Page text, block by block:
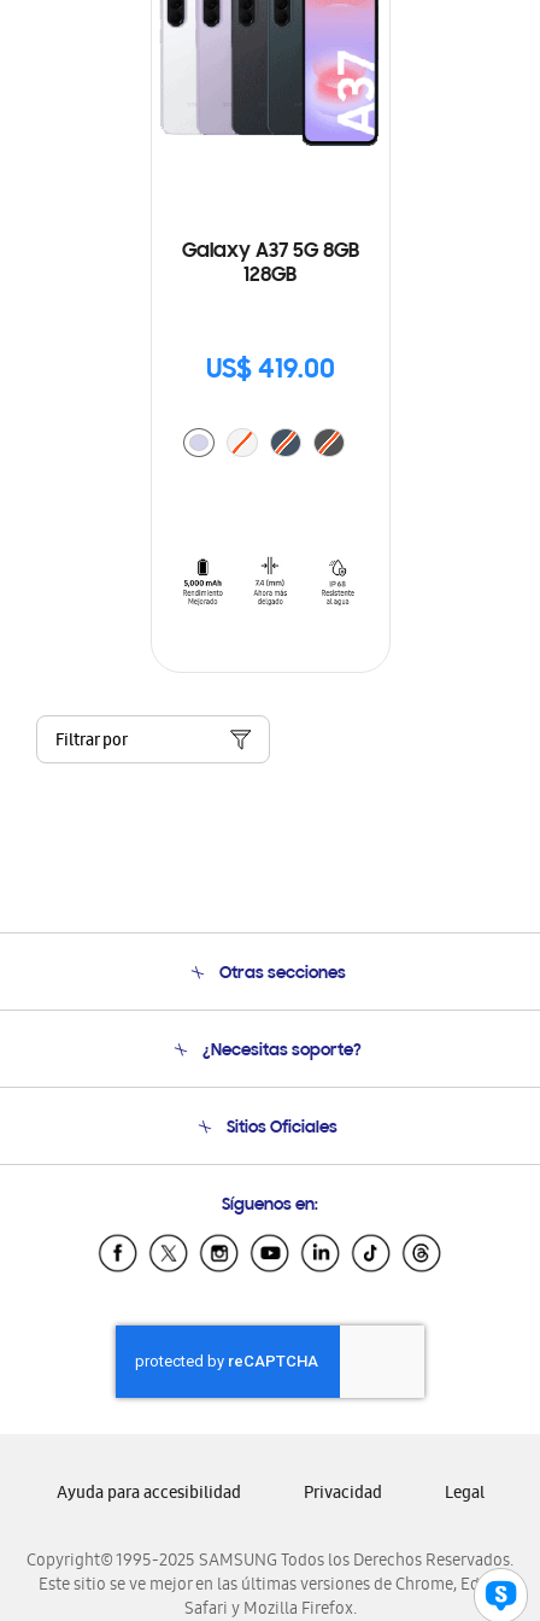
Galaxy A37 5G 8GB
128GB
US$ 419.00
Filtrar por
Otras secciones
Soporte
Condiciones de Compra
¿Necesitas soporte?
Soporte vía eMail
Sitios Oficiales
Samsung Ecuador
Samsung El Salvador
Samsung Honduras
Samsung Nicaragua
Samsung Panamá
Samsung Venezuela
Síguenos en:
Copyright© 1995-2025 SAMSUNG Todos los Derechos Reservados.
Este sitio se ve mejor en las últimas versiones de Chrome, Edge,
Safari y Mozilla Firefox.
Ayuda para accesibilidad Privacidad Legal